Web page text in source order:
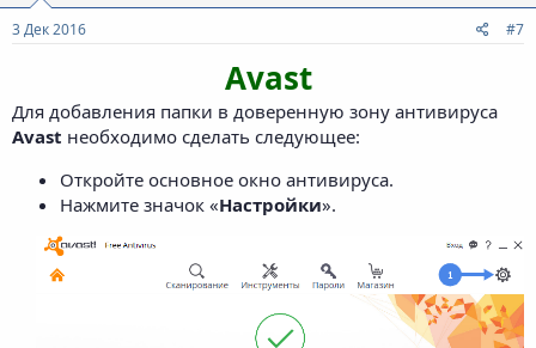
3 Дек 2016 #7
Avast
Для добавления папки в доверенную зону антивируса
Avast необходимо сделать следующее:
Откройте основное окно антивируса.
Нажмите значок «Настройки».